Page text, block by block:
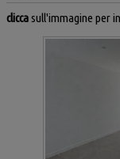
cliccasull'immagine per